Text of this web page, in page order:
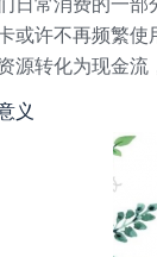
或许不再频繁
源转化为现金流
义